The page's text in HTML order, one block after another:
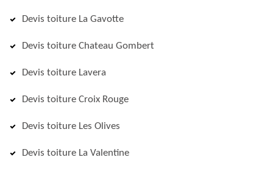
Devis toiture La Gavotte
Devis toiture Chateau Gombert
Devis toiture Lavera
Devis toiture Croix Rouge
Devis toiture Les Olives
Devis toiture La Valentine